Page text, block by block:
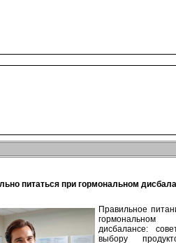
питаться при гормональном
Правильное
гормональном
дисбалансе:
выбору